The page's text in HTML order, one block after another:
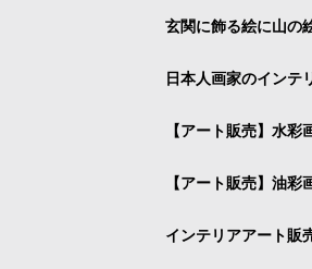
玄関に飾る絵に山の
日本人画家のインテ
【アート販売】水
【アート販売】油
インテリアアート販